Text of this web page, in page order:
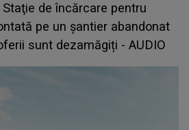
de încărcare pentru
pe un şantier abandonat
sunt dezamăgiți - AUDIO